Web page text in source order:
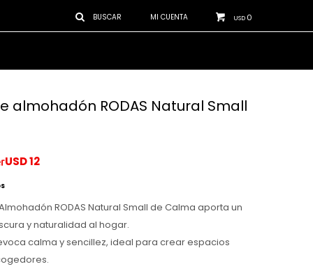
USD 0
almohadón RODAS Natural Small
USD12
RODAS Natural Small de Calma aporta un
y naturalidad al hogar.
calma y sencillez, ideal para crear espacios